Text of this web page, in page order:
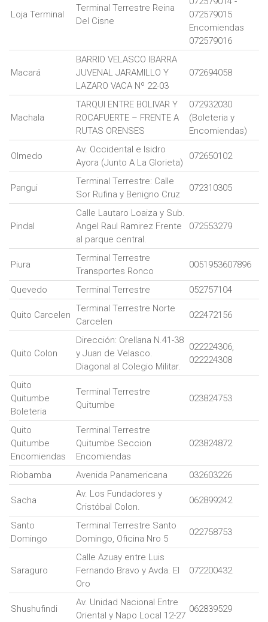
Loja Terminal
Terminal Terrestre Reina
Del Cisne
072579015
Encomiendas
072579016
Macará
BARRIO VELASCO IBARRA
JUVENAL JARAMILLO Y
LAZARO VACA Nº 22-03
072694058
Machala
TARQUI ENTRE BOLIVAR Y
ROCAFUERTE – FRENTE A
RUTAS ORENSES
072932030
(Boleteria y
Encomiendas)
Olmedo
Av. Occidental e Isidro
Ayora (Junto A La Glorieta)
072650102
Pangui
Terminal Terrestre: Calle
Sor Rufina y Benigno Cruz
072310305
Pindal
Calle Lautaro Loaiza y Sub.
Angel Raul Ramirez Frente
al parque central.
072553279
Piura
Terminal Terrestre
Transportes Ronco
0051953607896
Quevedo Terminal Terrestre 052757104
Quito Carcelen
Terminal Terrestre Norte
Carcelen
022472156
Quito Colon
Dirección: Orellana N.41-38
y Juan de Velasco.
Diagonal al Colegio Militar.
022224306,
022224308
Quito
Quitumbe
Boleteria
Terminal Terrestre
Quitumbe
023824753
Quito
Quitumbe
Encomiendas
Terminal Terrestre
Quitumbe Seccion
Encomiendas
023824872
Riobamba Avenida Panamericana 032603226
Sacha
Av. Los Fundadores y
Cristóbal Colon.
062899242
Santo
Domingo
Terminal Terrestre Santo
Domingo, Oficina Nro 5
022758753
Saraguro
Calle Azuay entre Luis
Fernando Bravo y Avda. El
Oro
072200432
Shushufindi
Av. Unidad Nacional Entre
Oriental y Napo Local 12-27
062839529